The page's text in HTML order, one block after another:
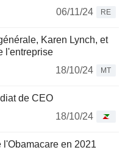
06/11/24
RE
Karen Lynch, et
l'entreprise
18/10/24
MT
de CEO
18/10/24
en 2021